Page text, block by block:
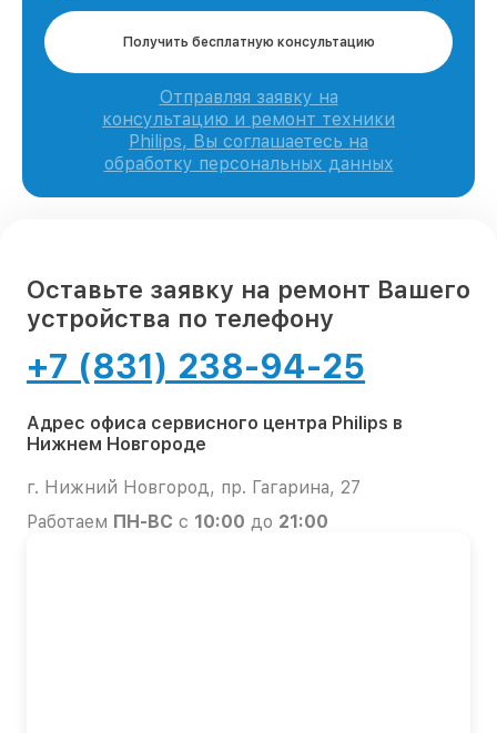
Получить бесплатную консультацию
Отправляя заявку на
консультацию и ремонт техники
Philips, Вы соглашаетесь на
обработку персональных данных
Оставьте заявку на ремонт Вашего
устройства по телефону
+7 (831) 238-94-25
Адрес офиса сервисного центра Philips в
Нижнем Новгороде
г. Нижний Новгород, пр. Гагарина, 27
Работаем ПН-ВС с 10:00 до 21:00